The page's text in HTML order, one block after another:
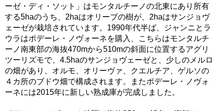
ーゼ・ディ・ソット」はモンタルチーノの北東にあり所有
する5haのうち、2haはオリーブの樹が、2haはサンジョヴ
ェーゼが栽培されています。1990年代半ば、ジャンニとラ
ウラはポデーレ・ノヴォーネを購入、こちらはモンタルチ
ーノ南東部の海抜470mから510mの斜面に位置するアグリ
ツーリズモで、4.5haのサンジョヴェーゼと、少しのメルロ
の畑があり、オルモ、オリーヴァ、クエルチア、ゲルソの
４カ所のブドウ畑で構成されます。またポデーレ・ノヴォ
ーネには2015年に新しい熟成庫が完成しました。